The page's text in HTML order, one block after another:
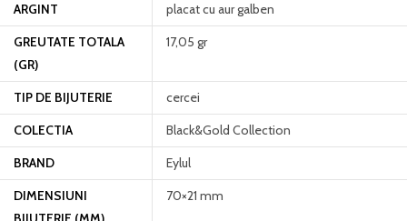
ARGINT
placat cu aur galben
GREUTATE TOTALA
(GR)
17,05 gr
TIP DE BIJUTERIE
cercei
COLECTIA
Black&Gold Collection
BRAND
Eylul
DIMENSIUNI
70×21 mm